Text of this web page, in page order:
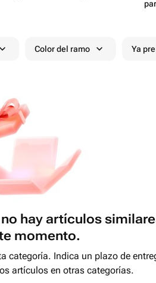
Color del ramo Ya
hay artículos
momento.
categoría. Indica un plazo de
artículos en otras categorías.